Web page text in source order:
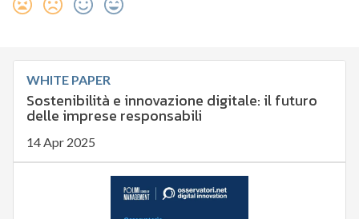
WHITE PAPER
Sostenibilità e innovazione digitale: il futuro
delle imprese responsabili
14 Apr 2025